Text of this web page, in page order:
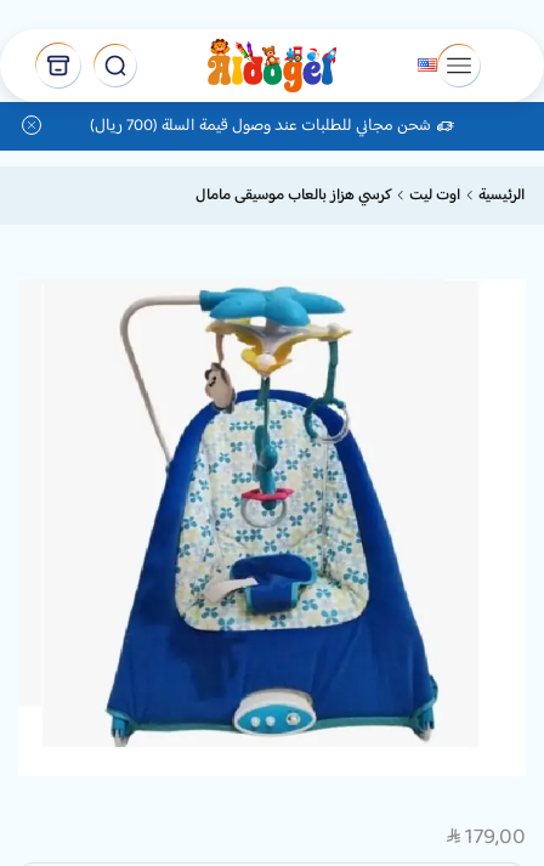
شحن مجاني للطلبات عند وصول قيمة السلة (700 ريال)
الرئيسية اوت ليت كرسي هزاز بالعاب موسيقى مامال
SAR 179,00